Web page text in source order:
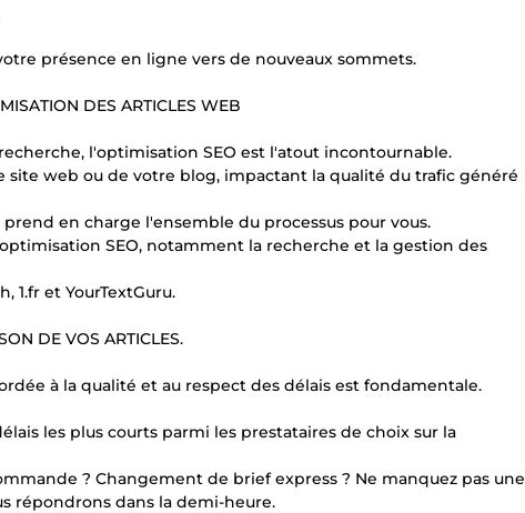
présence en ligne vers de nouveaux sommets.
DES ARTICLES WEB
l'optimisation SEO est l'atout incontournable.
web ou de votre blog, impactant la qualité du trafic généré
en charge l'ensemble du processus pour vous.
SEO, notamment la recherche et la gestion des
1.fr et YourTextGuru.
DE VOS ARTICLES.
à la qualité et au respect des délais est fondamentale.
les plus courts parmi les prestataires de choix sur la
? Changement de brief express ? Ne manquez pas une
répondrons dans la demi-heure.